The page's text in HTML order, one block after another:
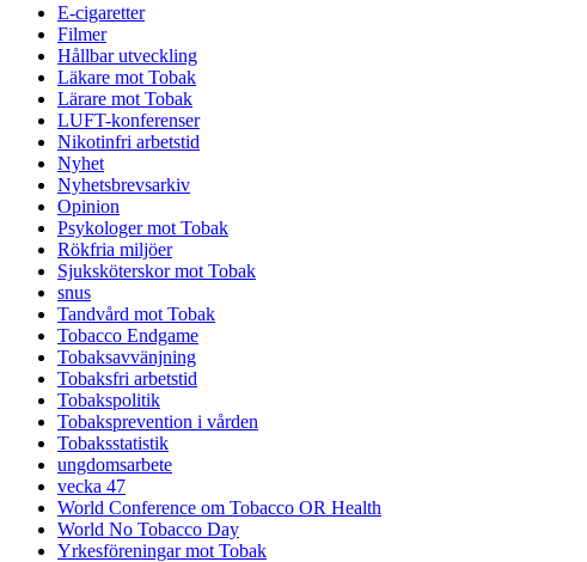
E-cigaretter
Filmer
Hållbar utveckling
Läkare mot Tobak
Lärare mot Tobak
LUFT-konferenser
Nikotinfri arbetstid
Nyhet
Nyhetsbrevsarkiv
Opinion
Psykologer mot Tobak
Rökfria miljöer
Sjuksköterskor mot Tobak
snus
Tandvård mot Tobak
Tobacco Endgame
Tobaksavvänjning
Tobaksfri arbetstid
Tobakspolitik
Tobaksprevention i vården
Tobaksstatistik
ungdomsarbete
vecka 47
World Conference om Tobacco OR Health
World No Tobacco Day
Yrkesföreningar mot Tobak